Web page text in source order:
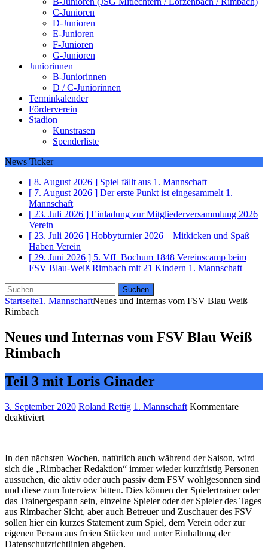
C-Junioren
D-Junioren
E-Junioren
F-Junioren
G-Junioren
Juniorinnen
B-Juniorinnen
D / C-Juniorinnen
Terminkalender
Förderverein
Stadion
Kunstrasen
Spenderliste
News Ticker
[ 8. August 2026 ] Spiel fällt aus 1. Mannschaft
[ 7. August 2026 ] Der erste Punkt ist eingesammelt 1.
Mannschaft
[ 23. Juli 2026 ] Einladung zur Mitgliederversammlung 2026
Verein
[ 23. Juli 2026 ] Hobbyturnier 2026 – Mitkicken und Spaß
Haben Verein
[ 29. Juni 2026 ] 5. VfL Bochum 1848 Vereinscamp beim
FSV Blau-Weiß Rimbach mit 21 Kindern 1. Mannschaft
Suchen
nach:
Startseite1. MannschaftNeues und Internas vom FSV Blau Weiß
Rimbach
Neues und Internas vom FSV Blau Weiß
Rimbach
Teil 3 mit Loris Ginader
3. September 2020 Roland Rettig 1. Mannschaft Kommentare
deaktiviertfür
vom
FSV
Blau
Weiß
Rimbach
In den nächsten Wochen, natürlich auch während der Saison, wird
sich die „Rimbacher Redaktion“ immer wieder kurzfristig Personen
aussuchen, die aktiv oder auch passiv dem FSV wohlgesonnen sind
und diese zum Interview bitten. Dies können der Spielertrainer oder
das Trainergespann sein, einzelne Spieler oder der Spieler des Tages
aus Rimbacher Sicht, aber auch Betreuer und Zuschauer des FSV
sollen hier ein kurzes Statement zum Spiel, dem Verein oder zur
eigenen Person aus freien Stücken und unter Einhaltung der
Datenschutzrichtlinien abgeben.